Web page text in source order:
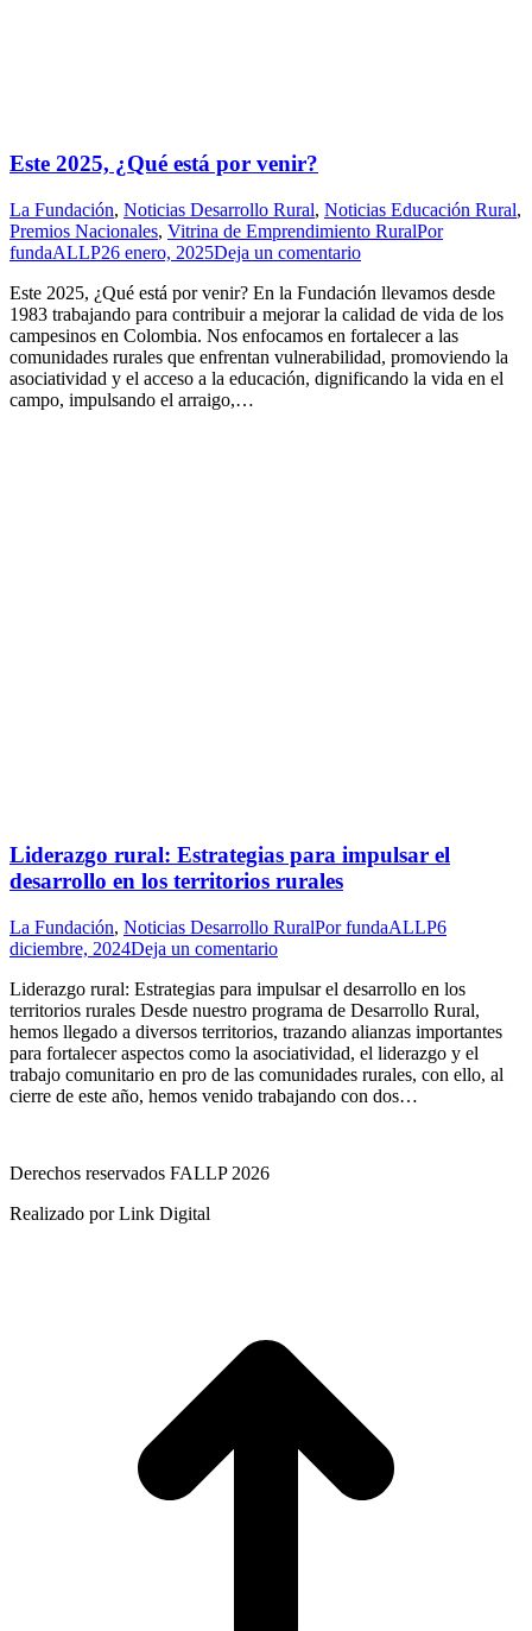
Este 2025, ¿Qué está por venir?
La Fundación, Noticias Desarrollo Rural, Noticias Educación Rural,
Premios Nacionales, Vitrina de Emprendimiento RuralPor
fundaALLP26 enero, 2025Deja un comentario
Este 2025, ¿Qué está por venir? En la Fundación llevamos desde
1983 trabajando para contribuir a mejorar la calidad de vida de los
campesinos en Colombia. Nos enfocamos en fortalecer a las
comunidades rurales que enfrentan vulnerabilidad, promoviendo la
asociatividad y el acceso a la educación, dignificando la vida en el
campo, impulsando el arraigo,…
Liderazgo rural: Estrategias para impulsar el
desarrollo en los territorios rurales
La Fundación, Noticias Desarrollo RuralPorfundaALLP6
diciembre, 2024Deja un comentario
Liderazgo rural: Estrategias para impulsar el desarrollo en los
territorios rurales Desde nuestro programa de Desarrollo Rural,
hemos llegado a diversos territorios, trazando alianzas importantes
para fortalecer aspectos como la asociatividad, el liderazgo y el
trabajo comunitario en pro de las comunidades rurales, con ello, al
cierre de este año, hemos venido trabajando con dos…
Derechos reservados FALLP 2026
Realizado por Link Digital